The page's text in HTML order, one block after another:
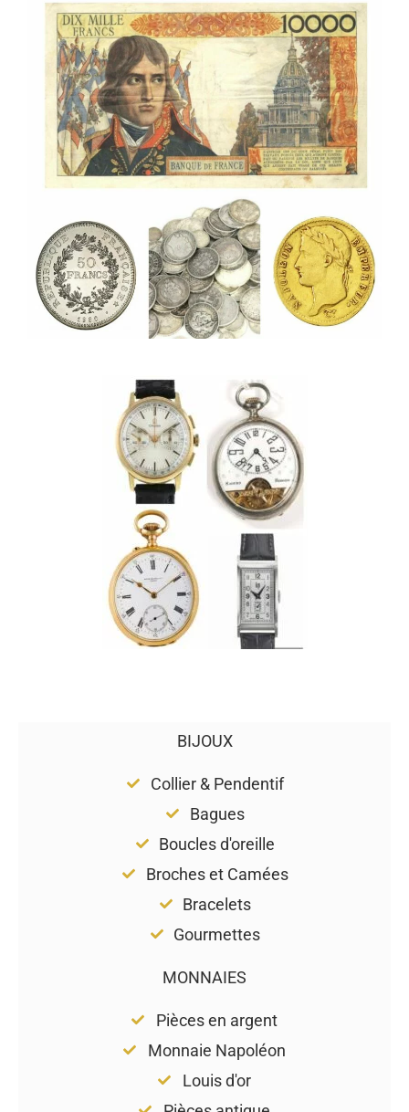
BIJOUX
Collier & Pendentif
Bagues
Boucles d'oreille
Broches et Camées
Bracelets
Gourmettes
MONNAIES
Pièces en argent
Monnaie Napoléon
Louis d'or